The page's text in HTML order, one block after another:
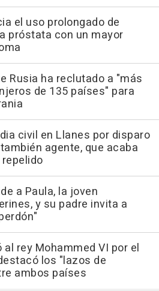
el uso prolongado de
próstata con un mayor
Rusia ha reclutado a "más
de 135 países" para
civil en Llanes por disparo
agente, que acaba
a Paula, la joven
y su padre invita a
rey Mohammed VI por el
los "lazos de
ambos países